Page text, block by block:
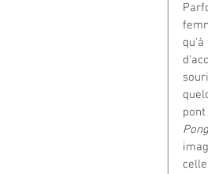
qu'à
Pong